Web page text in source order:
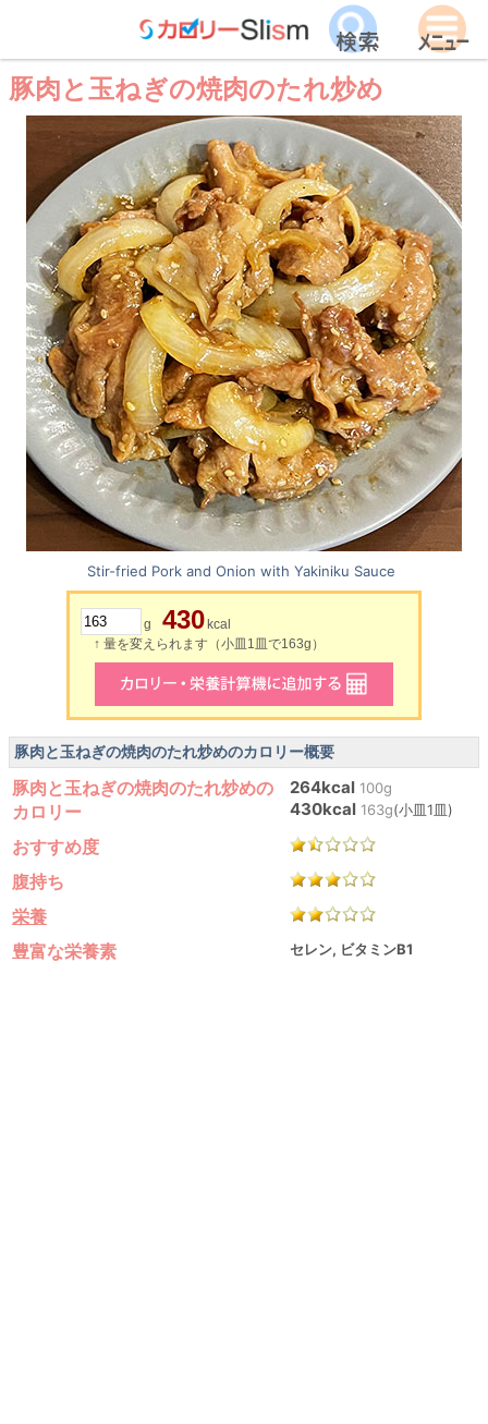
豚肉と玉ねぎの焼肉のたれ炒め
Stir-fried Pork and Onion with Yakiniku Sauce
g 430 kcal
↑ 量を変えられます（小皿1皿で163g）
豚肉と玉ねぎの焼肉のたれ炒めのカロリー概要
豚肉と玉ねぎの焼肉のたれ炒めの
カロリー
264kcal 100g
430kcal 163g(小皿1皿)
おすすめ度
腹持ち
栄養
豊富な栄養素
セレン, ビタミンB1